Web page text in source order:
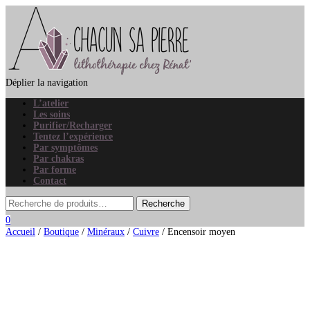
Déplier la navigation
L’atelier
Les soins
Purifier/Recharger
Tentez l’expérience
Par symptômes
Par chakras
Par forme
Contact
0
Accueil / Boutique / Minéraux / Cuivre / Encensoir moyen